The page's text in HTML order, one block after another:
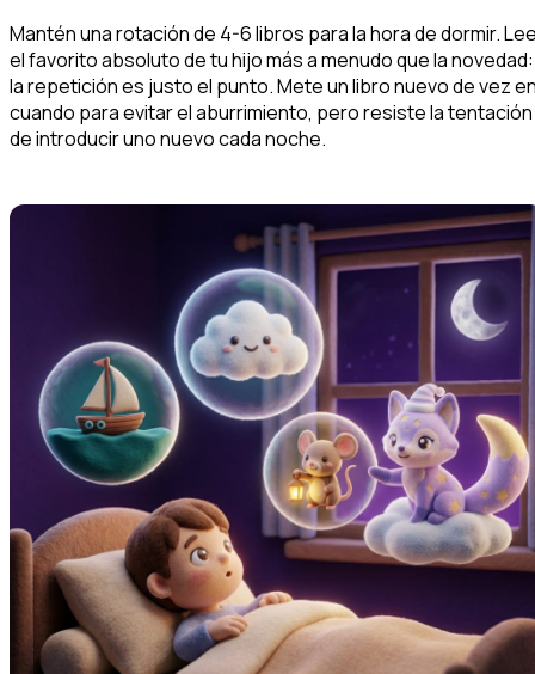
Mantén una rotación de 4-6 libros para la hora de dormir.
el favorito absoluto de tu hijo más a menudo que la novedad:
la repetición es justo el punto. Mete un libro nuevo de vez
cuando para evitar el aburrimiento, pero resiste la tentación
de introducir uno nuevo cada noche.